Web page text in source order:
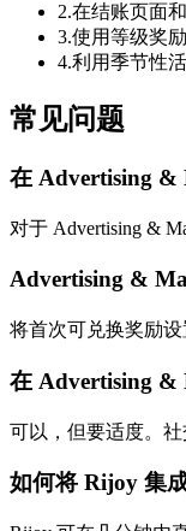
2.在结账页面
3.使用等级奖
4.利用季节性
常见问题
在 Advertising &
对于 Advertising &
Advertising &
将首次可兑换奖励
在 Advertising &
可以，但要适度。
如何将 Rijoy 集